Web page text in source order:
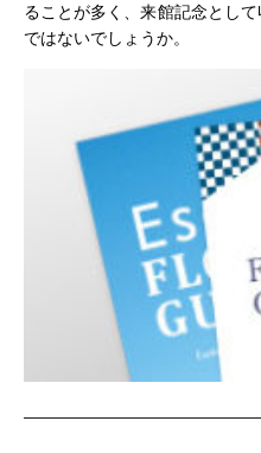
ることが多く、来館記念とし
ではないでしょうか。